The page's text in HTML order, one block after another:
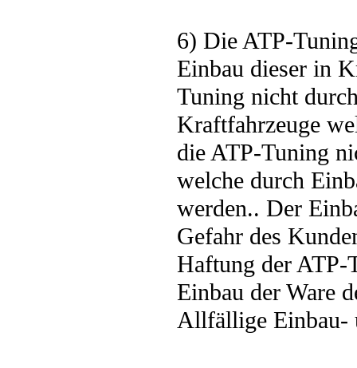
6) Die ATP-
Einbau dieser in
Tuning nicht
Kraftfahrzeuge
die ATP-Tuning
welche durch
werden.. Der
Gefahr des
Haftung der ATP-
Einbau der Ware
Allfällige Einbau-